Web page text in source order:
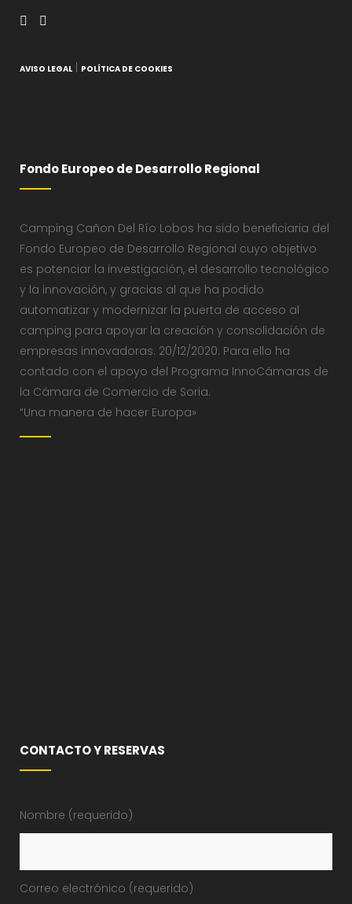
AVISO LEGAL POLÍTICA DE COOKIES
Fondo Europeo de Desarrollo Regional
Camping Cañon Del Río Lobos ha sido beneficiaria del
Fondo Europeo de Desarrollo Regional cuyo objetivo
es potenciar la investigación, el desarrollo tecnológico
y la innovación, y gracias al que ha podido
automatizar y modernizar la puerta de acceso al
camping para apoyar la creación y consolidación de
empresas innovadoras. 20/12/2020. Para ello ha
contado con el apoyo del Programa InnoCámaras de
la Cámara de Comercio de Soria.
“Una manera de hacer Europa»
CONTACTO Y RESERVAS
Nombre (requerido)
Correo electrónico (requerido)